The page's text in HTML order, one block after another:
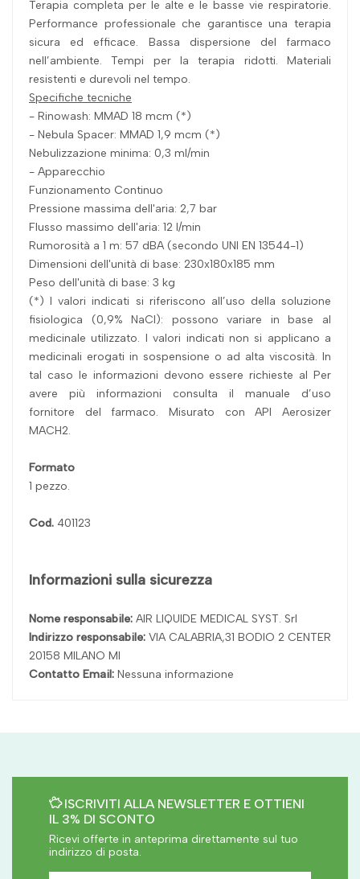
Terapia completa per le alte e le basse vie respiratorie.
Performance professionale che garantisce una terapia
sicura ed efficace. Bassa dispersione del farmaco
nell’ambiente. Tempi per la terapia ridotti. Materiali
resistenti e durevoli nel tempo.
Specifiche tecniche
- Rinowash: MMAD 18 mcm (*)
- Nebula Spacer: MMAD 1,9 mcm (*)
Nebulizzazione minima: 0,3 ml/min
- Apparecchio
Funzionamento Continuo
Pressione massima dell'aria: 2,7 bar
Flusso massimo dell'aria: 12 l/min
Rumorosità a 1 m: 57 dBA (secondo UNI EN 13544-1)
Dimensioni dell'unità di base: 230x180x185 mm
Peso dell'unità di base: 3 kg
(*) I valori indicati si riferiscono all’uso della soluzione
fisiologica (0,9% NaCl): possono variare in base al
medicinale utilizzato. I valori indicati non si applicano a
medicinali erogati in sospensione o ad alta viscosità. In
tal caso le informazioni devono essere richieste al Per
avere più informazioni consulta il manuale d’uso
fornitore del farmaco. Misurato con API Aerosizer
MACH2.
Formato
1 pezzo.
Cod. 401123
Informazioni sulla sicurezza
Nome responsabile: AIR LIQUIDE MEDICAL SYST. Srl
Indirizzo responsabile: VIA CALABRIA,31 BODIO 2 CENTER
20158 MILANO MI
Contatto Email: Nessuna informazione
ISCRIVITI ALLA NEWSLETTER E OTTIENI
IL 3% DI SCONTO
Ricevi offerte in anteprima direttamente sul tuo
indirizzo di posta.